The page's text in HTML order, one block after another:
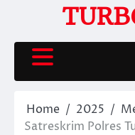
content
Home 2025
Satreskrim Polres